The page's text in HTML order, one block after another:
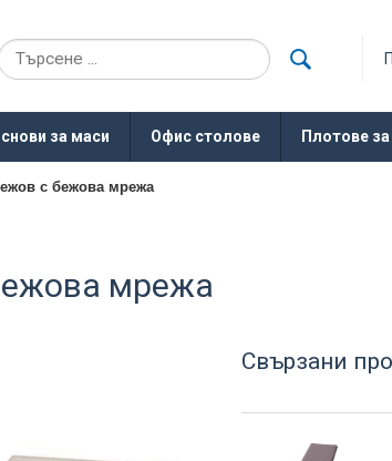
за маси Офис столове Плотове
с бежова мрежа
мрежа
Свързани